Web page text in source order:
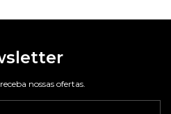
nossas ofertas.